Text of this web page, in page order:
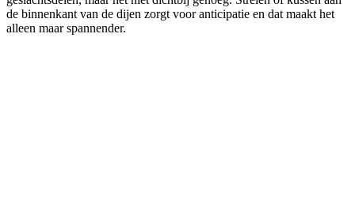
de binnenkant van de dijen zorgt voor anticipatie en dat maakt het
alleen maar spannender.